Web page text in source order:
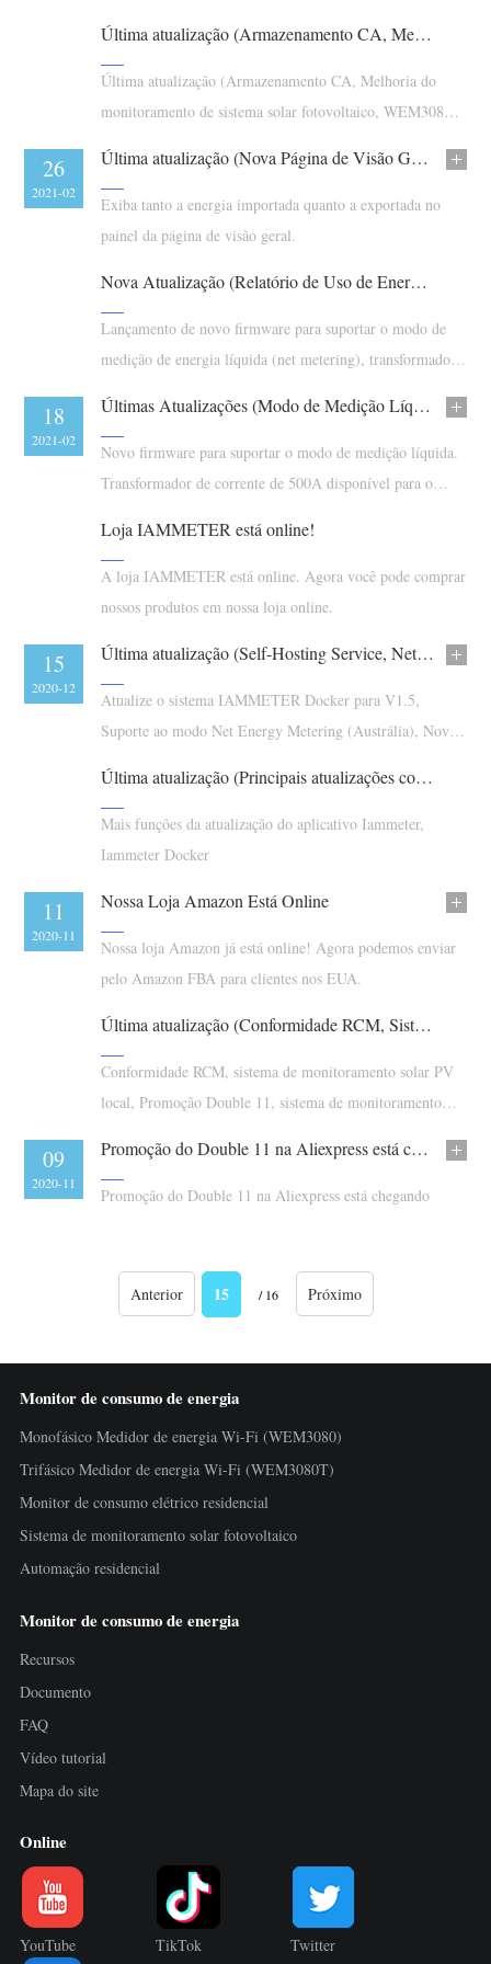
IAMMETER Simulator
Medidor virtual
Sistema de controle de aquecedor FV
Automação residencial
Loja
Recursos
Início rápido do produto
Documento
Vídeo tutorial
FAQ
Notícias
Blog
Comunidade
Programa de contribuidores
Centro de contribuidores
Atividades IAMMETER
Fórum
App Loja
Explorar site
Ranking FV
Soluções
Contato
Sobre nós
Última atualização (Armazenamento CA, Melhoria do monitoramento de sistema solar fotovoltaico, WEM3080T 500A disponível)
Última atualização (Armazenamento CA, Melhoria do
monitoramento de sistema solar fotovoltaico, WEM3080T
05
2021-03
Última atualização (Nova Página de Visão Geral, Modo de Medição Líquida)
Exiba tanto a energia importada quanto a exportada no
painel da página de visão geral.
26
2021-02
Nova Atualização (Relatório de Uso de Energia e Faturamento em um Período de Tempo Fixo)
Lançamento de novo firmware para suportar o modo de
medição de energia líquida (net metering), transformador
23
2021-02
Últimas Atualizações (Modo de Medição Líquida, WEM3080T-500A)
Novo firmware para suportar o modo de medição líquida.
Transformador de corrente de 500A disponível para o
18
2021-02
Loja IAMMETER está online!
A loja IAMMETER está online. Agora você pode comprar
nossos produtos em nossa loja online.
28
2021-01
Última atualização (Self-Hosting Service, Net Metering Mode, Novo Agente na Austrália)
Atualize o sistema IAMMETER Docker para V1.5,
Suporte ao modo Net Energy Metering (Austrália), Novo
15
2020-12
Última atualização (Principais atualizações com APP, IAMMETER Docker)
Mais funções da atualização do aplicativo Iammeter,
Iammeter Docker
17
2020-11
Nossa Loja Amazon Está Online
Nossa loja Amazon já está online! Agora podemos enviar
pelo Amazon FBA para clientes nos EUA.
11
2020-11
Última atualização (Conformidade RCM, Sistema de monitoramento solar PV local)
Conformidade RCM, sistema de monitoramento solar PV
local, Promoção Double 11, sistema de monitoramento
09
2020-11
Promoção do Double 11 na Aliexpress está chegando
Promoção do Double 11 na Aliexpress está chegando
Anterior 15 / 16 Próximo
Monitor de consumo de energia
Monofásico Medidor de energia Wi-Fi (WEM3080)
Trifásico Medidor de energia Wi-Fi (WEM3080T)
Monitor de consumo elétrico residencial
Sistema de monitoramento solar fotovoltaico
Automação residencial
Monitor de consumo de energia
Recursos
Documento
FAQ
Vídeo tutorial
Mapa do site
Online
YouTube TikTok Twitter